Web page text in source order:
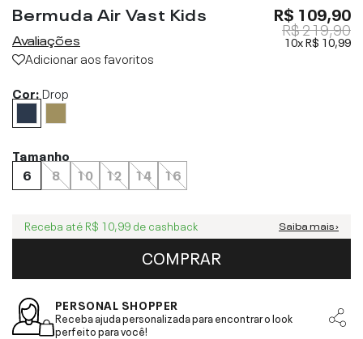
Bermuda Air Vast Kids
Avaliações
Adicionar aos favoritos
R$ 109,90
R$ 219,90
10xR$ 10,99
Cor:Drop
Tamanho
6
8 10 12 14 16
Receba até R$ 10,99 de cashback Saiba mais ›
COMPRAR
PERSONAL SHOPPER
Receba ajuda personalizada para encontrar o look
perfeito para você!